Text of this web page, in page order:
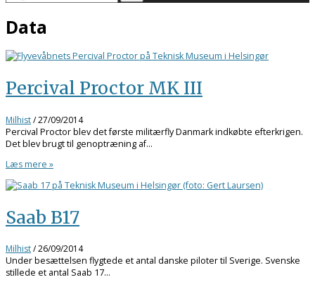
Data
Percival Proctor MK III
Milhist/27/09/2014
Percival Proctor blev det første militærfly Danmark indkøbte efterkrigen.
Det blev brugt til genoptræning af…
Læs mere »
Saab B17
Milhist/26/09/2014
Under besættelsen flygtede et antal danske piloter til Sverige. Svenske
stillede et antal Saab 17…